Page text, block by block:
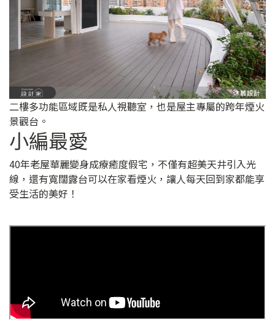
二樓多功能區域既是私人視聽室，也是屋主專屬的跨年煙火
景觀台。
小編最愛
40年老屋華麗變身成療癒度假宅，不僅有超美天井引入光
線，還有寬闊露台可以在家看煙火，讓人每天回到家都能享
受生活的美好！